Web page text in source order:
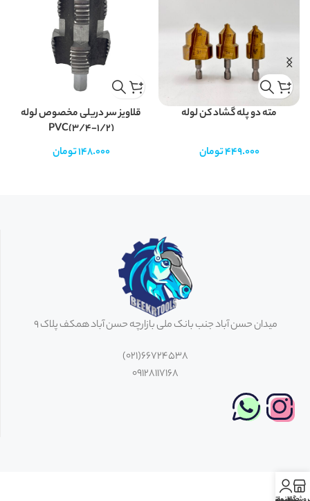
مته دو پله گشاد کن لوله
449.000تومان
قلاویز سر دریلی مخصوص لوله
PVC(3/4-1/2)
148.000تومان
میدان حسن آباد جنب بانک ملی بازارچه حسن آباد همکف پلاک 9
66724538(021)
09128117168